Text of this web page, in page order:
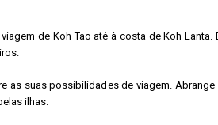
de Koh Tao até à costa de Koh
as suas possibilidades de viagem.
ilhas.